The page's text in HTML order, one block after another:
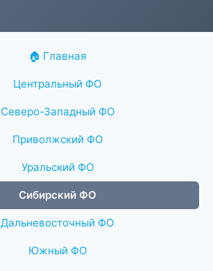
🏠 Главная
Центральный ФО
Северо-Западный ФО
Приволжский ФО
Уральский ФО
Сибирский ФО
Дальневосточный ФО
Южный ФО